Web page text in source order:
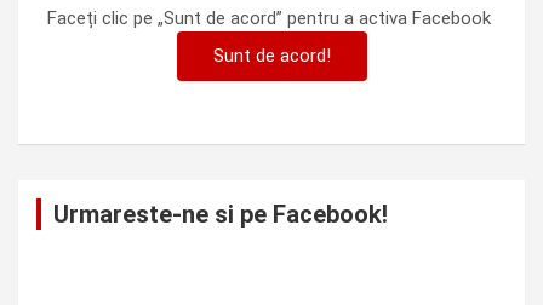
Faceți clic pe „Sunt de acord” pentru a activa Facebook
Sunt de acord!
Urmareste-ne si pe Facebook!